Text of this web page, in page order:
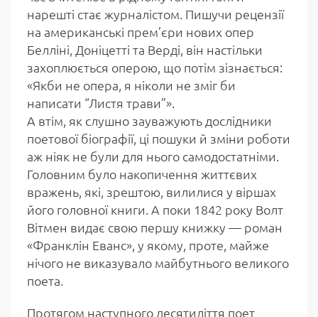
нарешті стає журналістом. Пишучи рецензії
на американські прем’єри нових опер
Белліні, Доніцетті та Верді, він настільки
захоплюється оперою, що потім зізнається:
«Якби не опера, я ніколи не зміг би
написати “Листя трави”».
А втім, як слушно зауважують дослідники
поетової біографії, ці пошуки й зміни роботи
аж ніяк не були для нього самодостатніми.
Головним було накопичення життєвих
вражень, які, зрештою, вилилися у віршах
його головної книги. А поки 1842 року Волт
Вітмен видає свою першу книжку — роман
«Франклін Еванс», у якому, проте, майже
нічого не виказувало майбутнього великого
поета.
Протягом наступного десятиліття поет